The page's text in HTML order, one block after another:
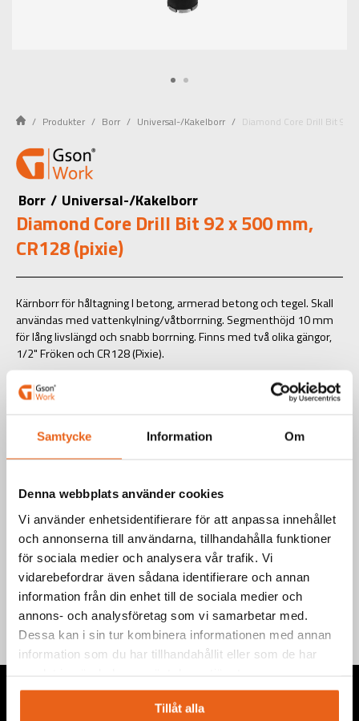
Samtycke Information Om
Denna webbplats använder cookies
Vi använder enhetsidentifierare för att anpassa innehållet
och annonserna till användarna, tillhandahålla funktioner
för sociala medier och analysera vår trafik. Vi
vidarebefordrar även sådana identifierare och annan
information från din enhet till de sociala medier och
annons- och analysföretag som vi samarbetar med.
Dessa kan i sin tur kombinera informationen med annan
information som du har tillhandahållit eller som de har
Tillåt alla
Produkter Borr Universal-/Kakelborr Diamond Core Drill Bit 92
Borr / Universal-/Kakelborr
Diamond Core Drill Bit 92 x 500 mm,
CR128 (pixie)
Kärnborr för håltagning I betong, armerad betong och tegel. Skall
användas med vattenkylning/våtborrning. Segmenthöjd 10 mm
för lång livslängd och snabb borrning. Finns med två olika gängor,
1/2" Fröken och CR128 (Pixie).
Art.nr.: 841092
EAN-kod: 7340090220555
Välj product
Teknisk information